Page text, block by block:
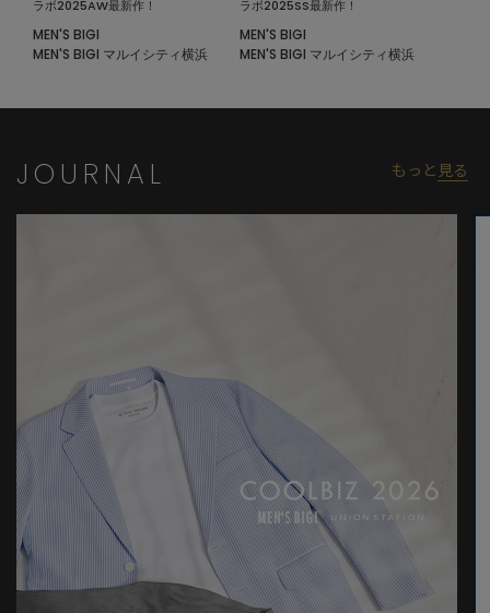
個体差が生じる場合がございます。
ラボ2025AW最新作！
MEN'S BIGI
MEN'S BIGI マルイシティ横浜
ラボ2025SS最新作！
MEN'S BIGI
MEN'S BIGI マルイシティ横浜
JOURNAL もっと 見る